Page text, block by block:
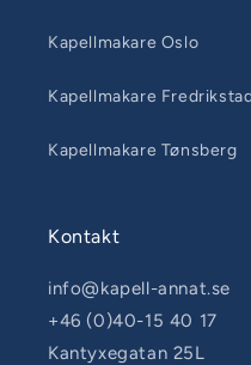
Kapellmakare Oslo
Kapellmakare
Kapellmakare Tønsberg
Kontakt
info@kapell-annat.se
+46 (0)40-15 40 17
Kantyxegatan 25L